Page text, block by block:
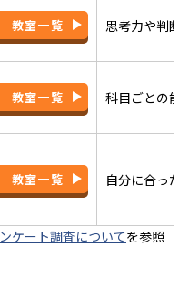
教室一覧 思考力や判断
教室一覧 科目ごとの能
教室一覧 自分に合った
ケート調査についてを参照